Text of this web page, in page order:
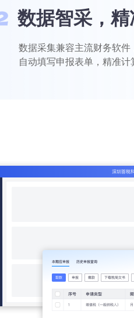
数据智采，
数据采集兼容主流财务软件
自动填写申报表单，精准计